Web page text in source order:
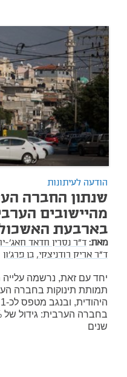
הודעה לעיתונות
מהיישובים
בארבעת
מאת: ד"ר נסרין חדאד חאג'-
ד"ר אריק רודניצקי, בן פרג'ון
יחד עם זאת, נרשמה
שנים